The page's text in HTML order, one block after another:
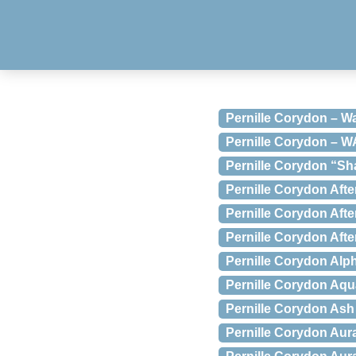
Pernille Corydon –
Pernille Corydon –
Pernille Corydon
Pernille Corydon
Pernille Corydon
Pernille Corydon
Pernille Corydon
Pernille Corydon
Pernille Corydon
Pernille Corydon